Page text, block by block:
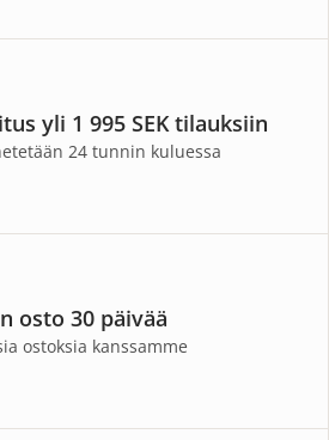
yli 1 995 SEK tilauksiin
24 tunnin kuluessa
osto 30 päivää
ostoksia kanssamme